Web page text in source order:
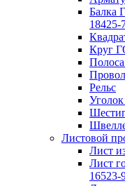
Балка
18425-
Круг
Рельс
Листовой
Лист
Лист
16523-